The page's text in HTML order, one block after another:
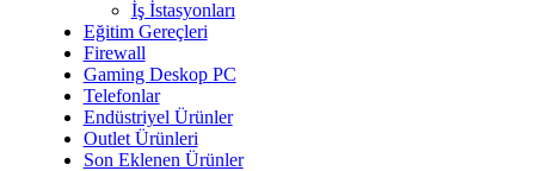
İş İstasyonları
Eğitim Gereçleri
Firewall
Gaming Deskop PC
Telefonlar
Endüstriyel Ürünler
Outlet Ürünleri
Son Eklenen Ürünler